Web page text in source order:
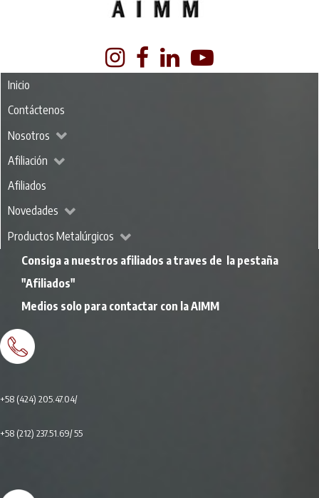
Inicio
Contáctenos
Nosotros
Afiliación
Afiliados
Novedades
Productos Metalúrgicos
Consiga a nuestros afiliados a traves de la pestaña
"Afiliados"
Medios solo para contactar con la AIMM
+58 (424) 205.47.04/
+58 (212) 237.51.69/ 55